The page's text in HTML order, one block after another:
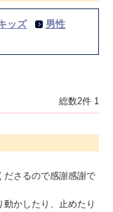
ッズ
男性
総数2件 1
ださるので感謝感謝で
かしたり、止めたり